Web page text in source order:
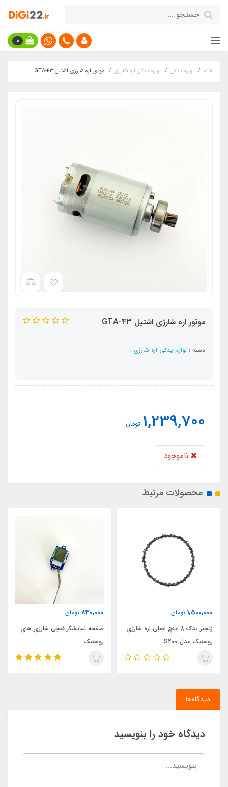
0
خانه لوازم یدکی لوازم یدکی اره شارژی موتور اره شارژی اشتیل GTA-43
موتور اره شارژی اشتیل GTA-43
دسته : لوازم یدکی اره شارژی
1,239,700 تومان
ناموجود
محصولات مرتبط
1,500,000 تومان
زنجیر یدک 8 اینچ اصلی اره شارژی
روستیک مدل S200
830,000 تومان
صفحه نمایشگر قیچی شارژی های
روستیک
دیدگاه‌ها
دیدگاه خود را بنویسید